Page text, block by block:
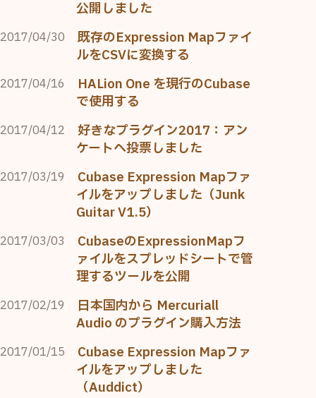
公開しました
2017/04/30
既存のExpression Mapファイ
ルをCSVに変換する
2017/04/16
HALion One を現行のCubase
で使用する
2017/04/12
好きなプラグイン2017：アン
ケートへ投票しました
2017/03/19
Cubase Expression Mapファ
イルをアップしました（Junk
Guitar V1.5）
2017/03/03
CubaseのExpressionMapフ
ァイルをスプレッドシートで管
理するツールを公開
2017/02/19
日本国内から Mercuriall
Audio のプラグイン購入方法
2017/01/15
Cubase Expression Mapファ
イルをアップしました
（Auddict）